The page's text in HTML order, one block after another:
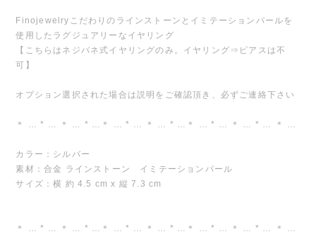
Finojewelryこだわりのラインストーンとイミテーションパールを
使用したラグジュアリーなイヤリング
【こちらはネジバネ式イヤリングのみ。イヤリング⇒ピアスは不
可】
オプション選択された場合は説明をご確認頂き、必ずご連絡下さい
＊ … * … ＊ … * …＊ … * … ＊ … * …＊ … * … ＊ … * … ＊ …
カラー：シルバー
素材：合金 ラインストーン イミテーションパール
サイズ：横 約 4.5 cm x 縦 7.3 cm
＊ … * … ＊ … * …＊ … * … ＊ … * …＊ … * … ＊ … * … ＊ …